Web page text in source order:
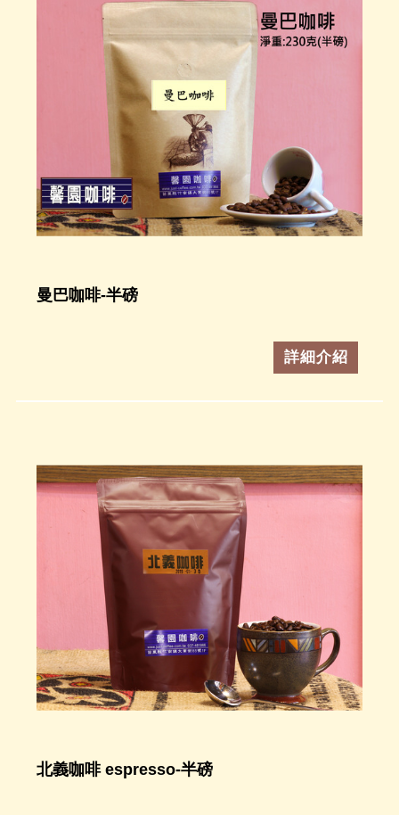
曼巴咖啡-半磅
詳細介紹
北義咖啡 espresso-半磅